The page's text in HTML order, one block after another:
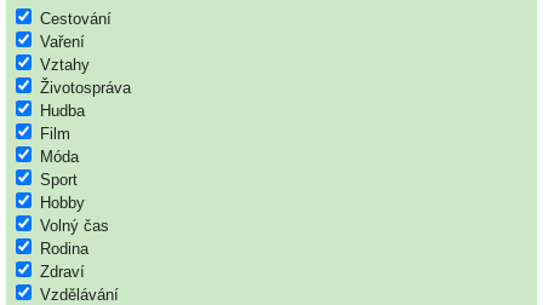
Cestování
Vaření
Vztahy
Životospráva
Hudba
Film
Móda
Sport
Hobby
Volný čas
Rodina
Zdraví
Vzdělávání